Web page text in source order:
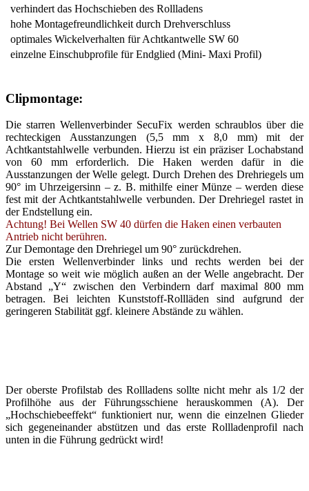
verhindert das Hochschieben des Rollladens
hohe Montagefreundlichkeit durch Drehverschluss
optimales Wickelverhalten für Achtkantwelle SW 60
einzelne Einschubprofile für Endglied (Mini- Maxi Profil)
Clipmontage:
Die starren Wellenverbinder SecuFix werden schraublos über die
rechteckigen Ausstanzungen (5,5 mm x 8,0 mm) mit der
Achtkantstahlwelle verbunden. Hierzu ist ein präziser Lochabstand
von 60 mm erforderlich. Die Haken werden dafür in die
Ausstanzungen der Welle gelegt. Durch Drehen des Drehriegels um
90° im Uhrzeigersinn – z. B. mithilfe einer Münze – werden diese
fest mit der Achtkantstahlwelle verbunden. Der Drehriegel rastet in
der Endstellung ein.
Achtung! Bei Wellen SW 40 dürfen die Haken einen verbauten
Antrieb nicht berühren.
Zur Demontage den Drehriegel um 90° zurückdrehen.
Die ersten Wellenverbinder links und rechts werden bei der
Montage so weit wie möglich außen an der Welle angebracht. Der
Abstand „Y“ zwischen den Verbindern darf maximal 800 mm
betragen. Bei leichten Kunststoff-Rollläden sind aufgrund der
geringeren Stabilität ggf. kleinere Abstände zu wählen.
Der oberste Profilstab des Rollladens sollte nicht mehr als 1/2 der
Profilhöhe aus der Führungsschiene herauskommen (A). Der
„Hochschiebeeffekt“ funktioniert nur, wenn die einzelnen Glieder
sich gegeneinander abstützen und das erste Rollladenprofil nach
unten in die Führung gedrückt wird!